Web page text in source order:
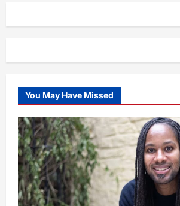
You May Have Missed